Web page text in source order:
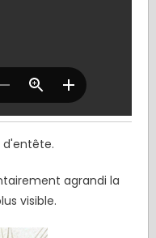
d'entête.
agrandi la
visible.